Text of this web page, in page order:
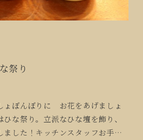
祭り
ょぼんぼりに お花をあげましょ
な祭り。立派なひな壇を飾り、
ました！キッチンスタッフお手製